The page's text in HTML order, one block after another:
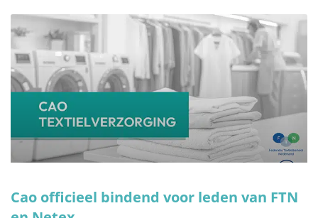
Cao officieel bindend voor leden van FTN